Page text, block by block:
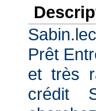
Prêt
et très
crédit